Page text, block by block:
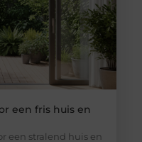
een fris huis en
een stralend huis en